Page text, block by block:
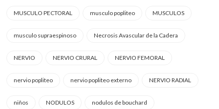
MUSCULO PECTORAL musculo popliteo MUSCULOS
musculo supraespinoso Necrosis Avascular de la Cadera
NERVIO NERVIO CRURAL NERVIO FEMORAL
nervio popliteo nervio popliteo externo NERVIO RADIAL
niños NODULOS nodulos de bouchard